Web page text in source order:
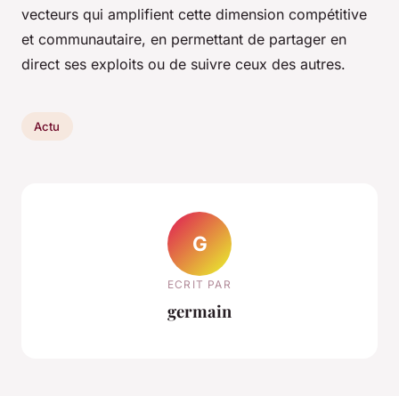
vecteurs qui amplifient cette dimension compétitive
et communautaire, en permettant de partager en
direct ses exploits ou de suivre ceux des autres.
Actu
G
ECRIT PAR
germain